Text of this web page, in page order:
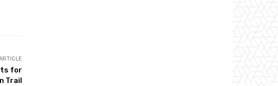
for
Trail